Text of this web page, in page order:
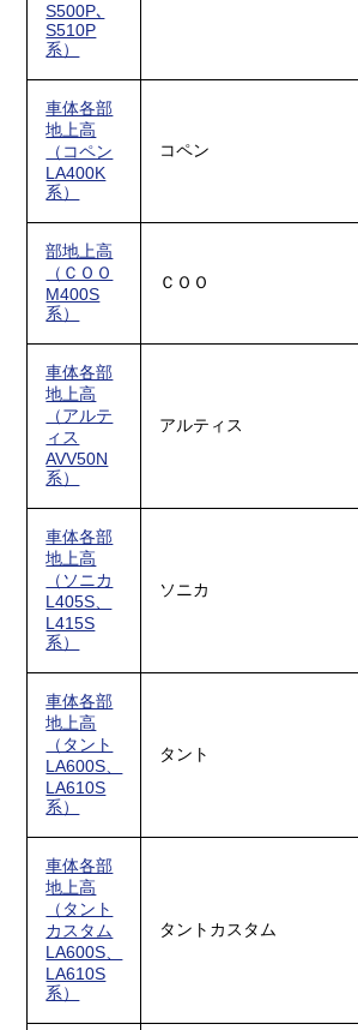
S500P､
S510P
系）
車体各部
地上高
（コペン
LA400K
系）
コペン
部地上高
（ＣＯＯ
M400S
系）
ＣＯＯ
車体各部
地上高
（アルテ
ィス
AVV50N
系）
アルティス
車体各部
地上高
（ソニカ
L405S、
L415S
系）
ソニカ
車体各部
地上高
（タント
LA600S、
LA610S
系）
タント
車体各部
地上高
（タント
カスタム
LA600S、
LA610S
系）
タントカスタム